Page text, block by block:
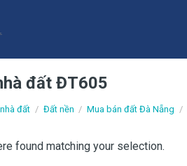
đất ĐT605
đất / Đất nền / Mua bán đất Đà Nẵng /
found matching your selection.